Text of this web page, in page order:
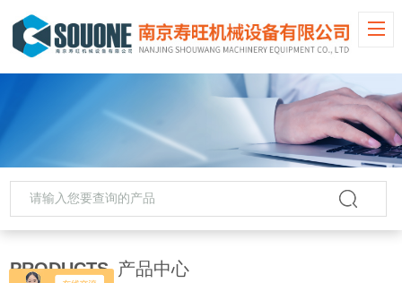
PRODUCTS 产品中心